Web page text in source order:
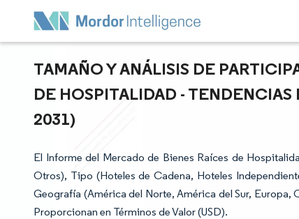
TAMAÑO Y ANÁLISIS DE
DE HOSPITALIDAD -
2031)
El Informe del Mercado de Bienes Raíces de
Otros), Tipo (Hoteles de Cadena, Hoteles
Geografía (América del Norte, América del Sur,
Proporcionan en Términos de Valor (USD).